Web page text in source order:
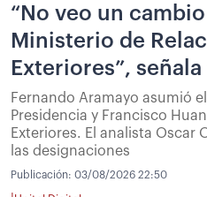
“No veo un
Ministerio de
Exteriores”,
Fernando Aramayo asumió
Presidencia y Francisco
Exteriores. El analista Oscar
las designaciones
Publicación: 03/08/2026 22:50